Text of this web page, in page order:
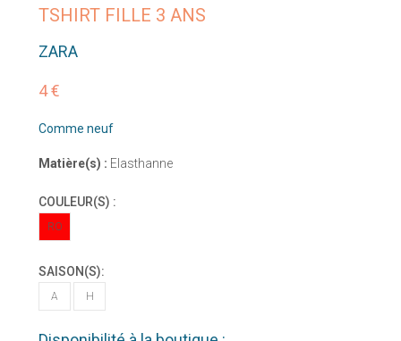
TSHIRT FILLE 3 ANS
ZARA
4 €
Comme neuf
Matière(s) : Elasthanne
COULEUR(S) :
RO
SAISON(S):
A H